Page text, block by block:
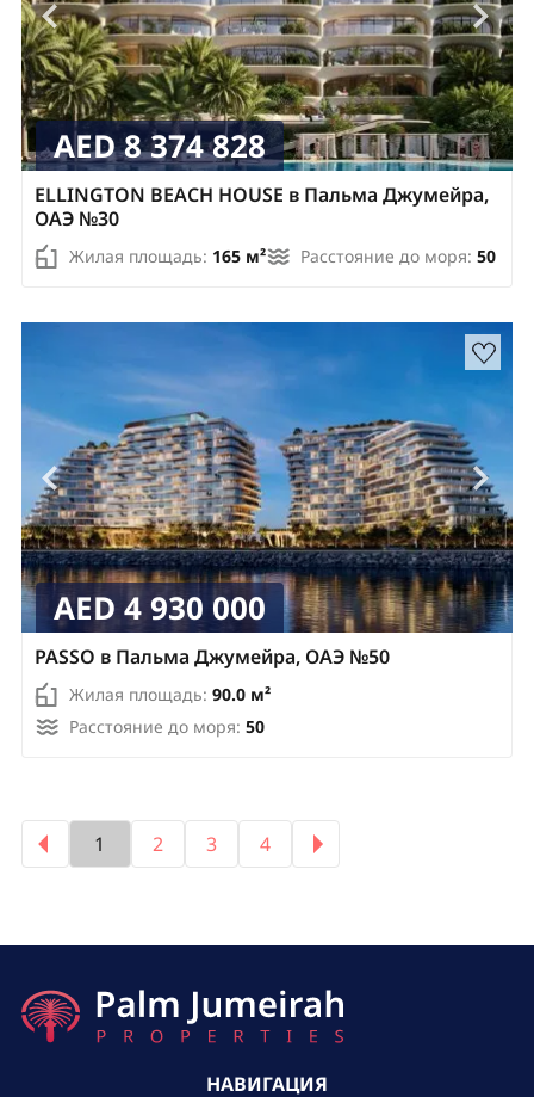
AED 8 374 828
ELLINGTON BEACH HOUSE в Пальма Джумейра,
ОАЭ №30
Жилая площадь: 165 м² Расстояние до моря: 50
AED 4 930 000
PASSO в Пальма Джумейра, ОАЭ №50
Жилая площадь: 90.0 м²
Расстояние до моря: 50
1 2 3 4
НАВИГАЦИЯ